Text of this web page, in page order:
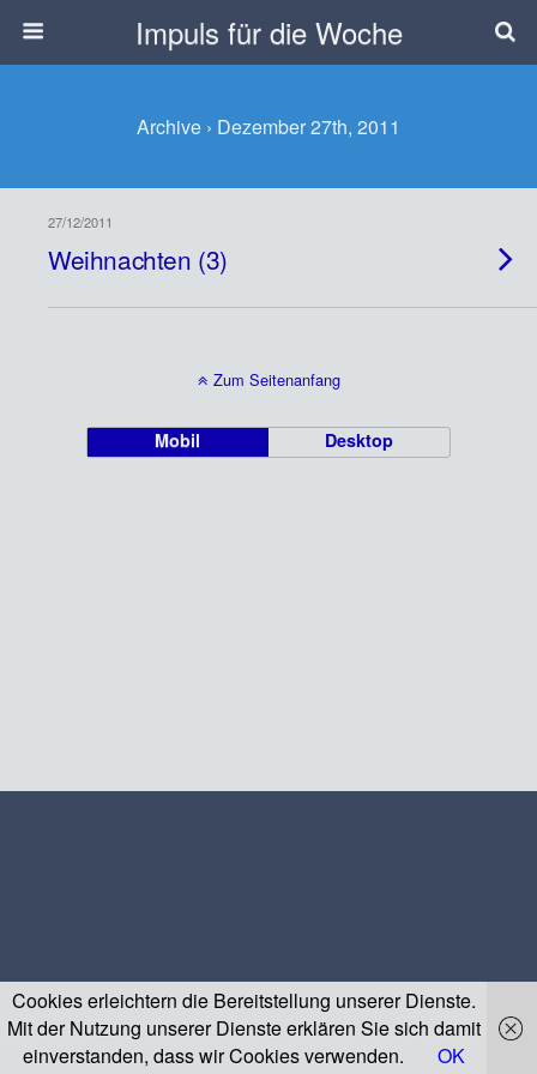
Impuls für die Woche
Archive › Dezember 27th, 2011
27/12/2011
Weihnachten (3)
Zum Seitenanfang
Mobil Desktop
Cookies erleichtern die Bereitstellung unserer Dienste.
Mit der Nutzung unserer Dienste erklären Sie sich damit
einverstanden, dass wir Cookies verwenden.
OK